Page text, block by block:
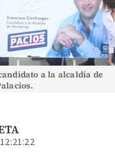
a la alcaldía de